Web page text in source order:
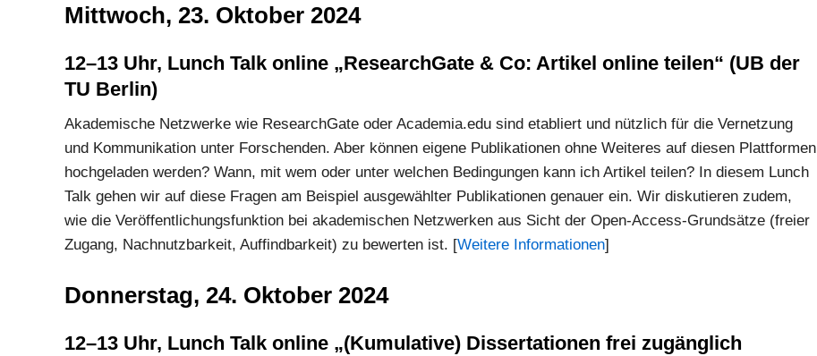
Mittwoch, 23. Oktober 2024
12–13 Uhr, Lunch Talk online „ResearchGate & Co: Artikel online teilen“ (UB der
TU Berlin)
Akademische Netzwerke wie ResearchGate oder Academia.edu sind etabliert und nützlich für die Vernetzung
und Kommunikation unter Forschenden. Aber können eigene Publikationen ohne Weiteres auf diesen Plattformen
hochgeladen werden? Wann, mit wem oder unter welchen Bedingungen kann ich Artikel teilen? In diesem Lunch
Talk gehen wir auf diese Fragen am Beispiel ausgewählter Publikationen genauer ein. Wir diskutieren zudem,
wie die Veröffentlichungsfunktion bei akademischen Netzwerken aus Sicht der Open-Access-Grundsätze (freier
Zugang, Nachnutzbarkeit, Auffindbarkeit) zu bewerten ist. [Weitere Informationen]
Donnerstag, 24. Oktober 2024
12–13 Uhr, Lunch Talk online „(Kumulative) Dissertationen frei zugänglich